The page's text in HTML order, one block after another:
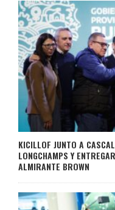
KICILLOF JUNTO A
LONGCHAMPS Y
ALMIRANTE BROWN